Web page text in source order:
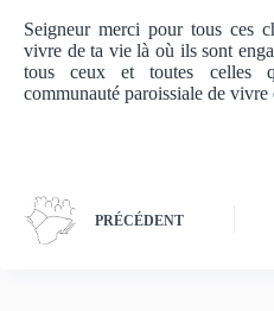
Seigneur merci pour tous ces
vivre de ta vie là où ils sont
tous ceux et toutes celles
communauté paroissiale de
PRÉCÉDENT